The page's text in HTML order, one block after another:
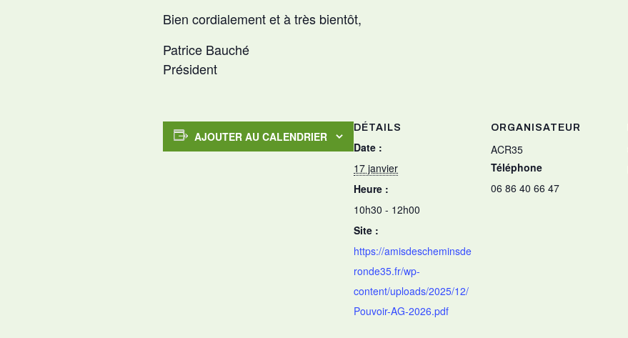
Bien cordialement et à très bientôt,
Patrice Bauché
Président
AJOUTER AU CALENDRIER
DÉTAILS
Date :
17 janvier
Heure :
10h30 - 12h00
Site :
https://amisdescheminsde
ronde35.fr/wp-
content/uploads/2025/12/
Pouvoir-AG-2026.pdf
ORGANISATEUR
ACR35
Téléphone
06 86 40 66 47